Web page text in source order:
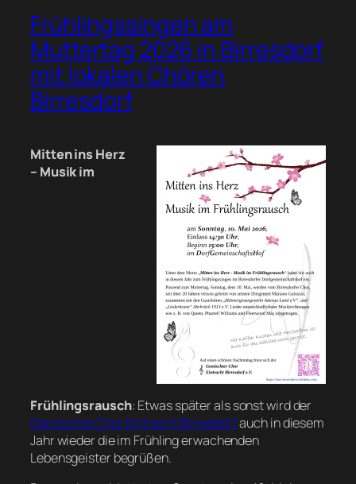
Frühlingssingen am
Muttertag 2026 in Birresdorf
mit lokalen Chören
Birresdorf
Mitten ins Herz
– Musik im
Frühlingsrausch: Etwas später als sonst wird der
Gemischte Chor Eintracht Birresdorfauch in diesem
Jahr wieder die im Frühling erwachenden
Lebensgeister begrüßen.